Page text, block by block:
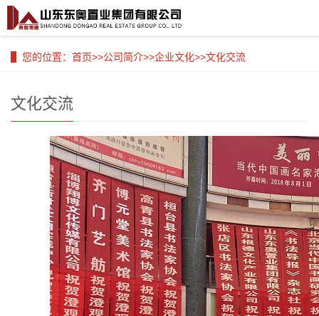
您的位置： 首页>>公司简介>>企业文化>>文化交流
文化交流